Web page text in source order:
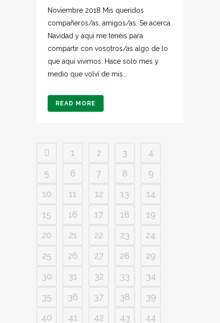
Noviembre 2018 Mis queridos
compañeros/as, amigos/as. Se acerca
Navidad y aquí me tenéis para
compartir con vosotros/as algo de lo
que aquí vivimos. Hace solo mes y
medio que volví de mis...
READ MORE
1 2 3
4
5
6 7 8
9
10
11 12 13
14
15
16 17 18
19
20
21 22 23
24
25
26 27 28
29
30
31 32 33
34
35
36 37 38
39
40
41 42 43
44